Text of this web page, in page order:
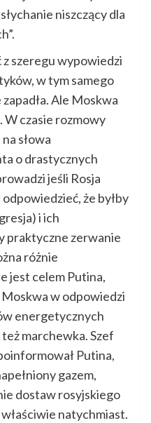
niszczący dla
z szeregu wypowiedzi
w tym samego
Ale Moskwa
W czasie rozmowy
słowa
o drastycznych
jeśli Rosja
odpowiedzieć, że byłby
i ich
praktyczne zerwanie
różnie
jest celem Putina,
w odpowiedzi
energetycznych
marchewka. Szef
Putina,
gazem,
dostaw rosyjskiego
natychmiast.